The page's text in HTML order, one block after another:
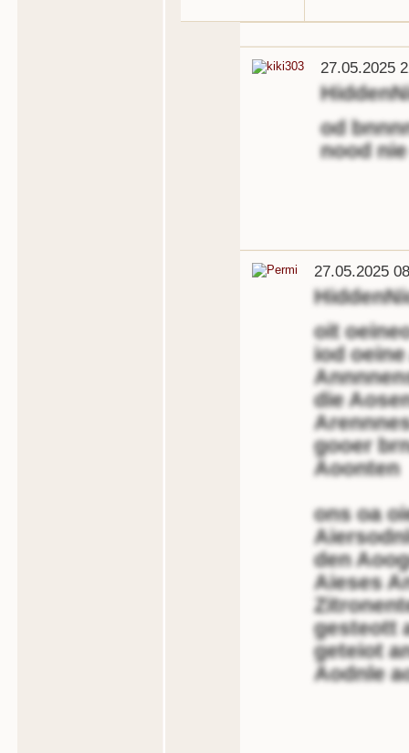
27.05.2025
od
nood
27.05.2025
oit
iod
die
gooer
Aoonten
ons oa
den
Aieses
gesteott
geteiot
Aodnle